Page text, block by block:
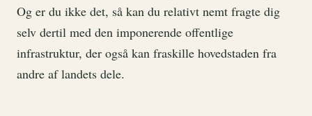
Og er du ikke det, så kan du relativt nemt fragte dig
selv dertil med den imponerende offentlige
infrastruktur, der også kan fraskille hovedstaden fra
andre af landets dele.